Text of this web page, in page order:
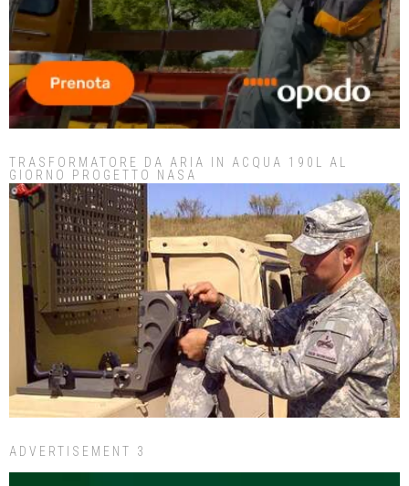
TRASFORMATORE DA ARIA IN ACQUA 190L AL
GIORNO PROGETTO NASA
ADVERTISEMENT 3